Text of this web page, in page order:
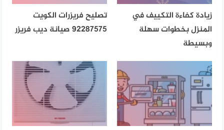
زيادة كفاءة التكييف في
المنزل بخطوات سهلة
وبسيطة
تصليح فريزرات الكويت
92287575 صيانة ديب فريزر